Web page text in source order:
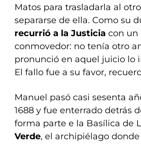
Matos para trasladarla al
separarse de ella. Como su
recurrió a la Justicia con un
conmovedor: no tenía otro
pronunció en aquel juicio lo
El fallo fue a su favor,
Manuel pasó casi sesenta
1688 y fue enterrado detrás
forma parte e la Basílica de
Verde, el archipiélago